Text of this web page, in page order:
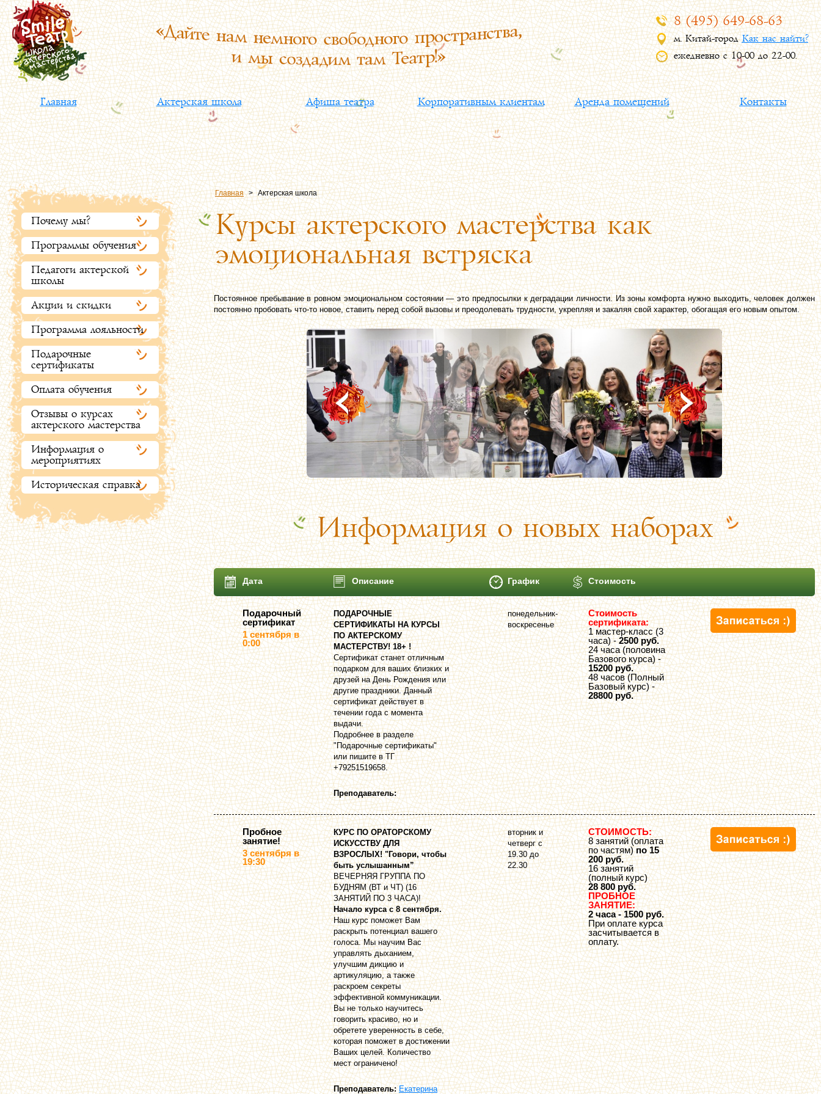
8 (495) 649-68-63
м. Китай-город Как нас найти?
ежедневно с 10-00 до 22-00.
Главная Актерская школа Афиша театра Корпоративным клиентам Аренда помещений Контакты
Почему мы?
Программы обучения
Педагоги актерской
школы
Акции и скидки
Программа лояльности
Подарочные
сертификаты
Оплата обучения
Отзывы о курсах
актерского мастерства
Информация о
мероприятиях
Историческая справка
Главная > Актерская школа
Курсы актерского мастерства как
эмоциональная встряска
Постоянное пребывание в ровном эмоциональном состоянии — это предпосылки к деградации личности. Из зоны комфорта нужно выходить, человек должен
постоянно пробовать что-то новое, ставить перед собой вызовы и преодолевать трудности, укрепляя и закаляя свой характер, обогащая его новым опытом.
Информация о новых наборах
Дата Описание График Стоимость
Подарочный
сертификат
1 сентября в
0:00
ПOДАРОЧНЫЕ
СЕРТИФИКАТЫ НА КУРСЫ
ПО АКТЕРСКОМУ
МАСТЕРСТВУ! 18+ !
Сертификат станет отличным
подарком для ваших близких и
друзей на День Рождения или
другие праздники. Данный
сертификат действует в
течении года с момента
выдачи.
Подробнее в разделе
"Подарочные сертификаты"
или пишите в ТГ
+79251519658.
Преподаватель:
понедельник-
воскресенье
Стоимость
сертификата:
1 мастер-класс (3
часа) -2500 руб.
24 часа (половина
Базового курса) -
15200 руб.
48 часов (Полный
Базовый курс) -
28800 руб.
Пробное
занятие!
3 сентября в
19:30
КУРС ПО ОРАТОРСКОМУ
ИСКУССТВУ ДЛЯ
ВЗРОСЛЫХ! "Говори, чтобы
быть услышанным”
ВЕЧЕРНЯЯ ГРУППА ПО
БУДНЯМ (ВТ и ЧТ) (16
ЗАНЯТИЙ ПО 3 ЧАСА)!
Начало курса с 8 сентября.
Наш курс поможет Вам
раскрыть потенциал вашего
голоса. Мы научим Вас
управлять дыханием,
улучшим дикцию и
артикуляцию, а также
раскроем секреты
эффективной коммуникации.
Вы не только научитесь
говорить красиво, но и
обретете уверенность в себе,
которая поможет в достижении
Ваших целей. Количество
мест ограничено!
Преподаватель: Екатерина
вторник и
четверг с
19.30 до
22.30
СТОИМОСТЬ:
8 занятий (оплата
по частям)по 15
200 руб.
16 занятий
(полный курс)
28 800 руб.
ПРОБНОЕ
ЗАНЯТИЕ:
2 часа - 1500 руб.
При оплате курса
засчитывается в
оплату.